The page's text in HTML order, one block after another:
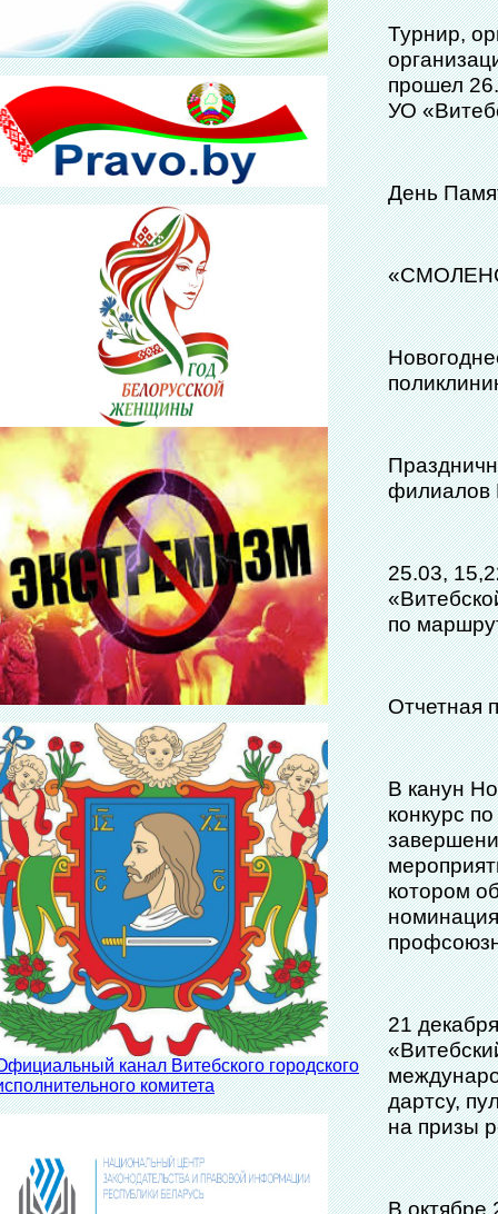
канал Витебского городского
комитета
Турнир,
прошел
УО
День
филиалов
25.03,
по
Отчетная
В канун
конкурс
котором
21
дартсу,
на призы
В октябре